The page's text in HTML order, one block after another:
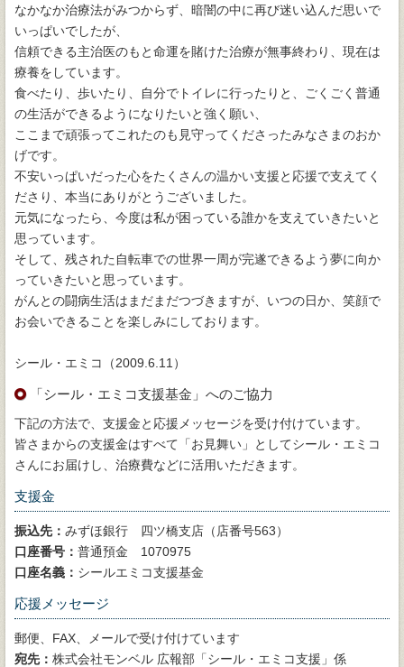
なかなか治療法がみつからず、暗闇の中に再び迷い込んだ思いで
いっぱいでしたが、
信頼できる主治医のもと命運を賭けた治療が無事終わり、現在は
療養をしています。
食べたり、歩いたり、自分でトイレに行ったりと、ごくごく普通
の生活ができるようになりたいと強く願い、
ここまで頑張ってこれたのも見守ってくださったみなさまのおか
げです。
不安いっぱいだった心をたくさんの温かい支援と応援で支えてく
ださり、本当にありがとうございました。
元気になったら、今度は私が困っている誰かを支えていきたいと
思っています。
そして、残された自転車での世界一周が完遂できるよう夢に向か
っていきたいと思っています。
がんとの闘病生活はまだまだつづきますが、いつの日か、笑顔で
お会いできることを楽しみにしております。
シール・エミコ（2009.6.11）
「シール・エミコ支援基金」へのご協力
下記の方法で、支援金と応援メッセージを受け付けています。
皆さまからの支援金はすべて「お見舞い」としてシール・エミコ
さんにお届けし、治療費などに活用いただきます。
支援金
振込先： みずほ銀行 四ツ橋支店（店番号563）
口座番号： 普通預金 1070975
口座名義： シールエミコ支援基金
応援メッセージ
郵便、FAX、メールで受け付けています
宛先： 株式会社モンベル 広報部「シール・エミコ支援」係